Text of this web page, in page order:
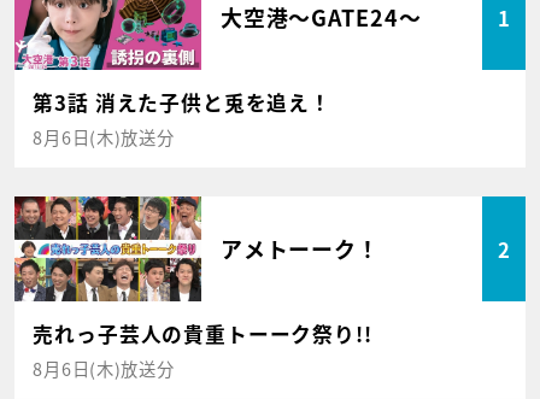
大空港～GATE24～ 1
第3話 消えた子供と兎を追え！
8月6日(木)放送分
アメトーーク！ 2
売れっ子芸人の貴重トーーク祭り!!
8月6日(木)放送分